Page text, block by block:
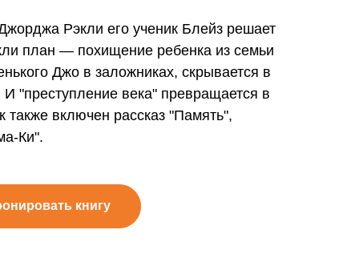
Рэкли его ученик Блейз решает
план — похищение ребенка из семьи
Джо в заложниках, скрывается в
"преступление века" превращается в
включен рассказ "Память",
Ки".
книгу